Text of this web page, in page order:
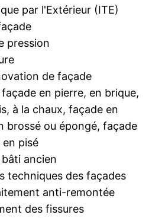
par l'Extérieur (ITE)
pression
de façade
en pierre, en brique,
à la chaux, façade en
brossé ou épongé, façade
pisé
ancien
techniques des façades
anti-remontée
des fissures